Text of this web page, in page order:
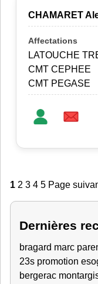
CHAMARET
LATOUCHE
CMT CEPHEE
CMT PEGASE
1 2 3 4 5 Page
Dernières
bragard marc
23s promotion
bergerac